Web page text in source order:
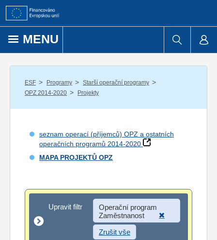
Přejít k obsahu
MENU
ESF / Programy / Starší operační programy /
OPZ 2014-2020 / Projekty
seznam operací (příjemců) OPZ a ostatních
operačních programů 2014-2020
MAPA PROJEKTŮ OPZ
Upravit filtr
Upravit filtr
Operační program
Zaměstnanost
Zrušit vše